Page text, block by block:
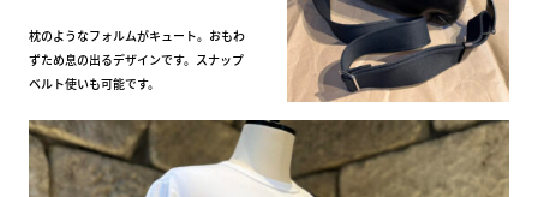
枕のようなフォルムがキュート。おもわ
ずため息の出るデザインです。スナップ
ベルト使いも可能です。